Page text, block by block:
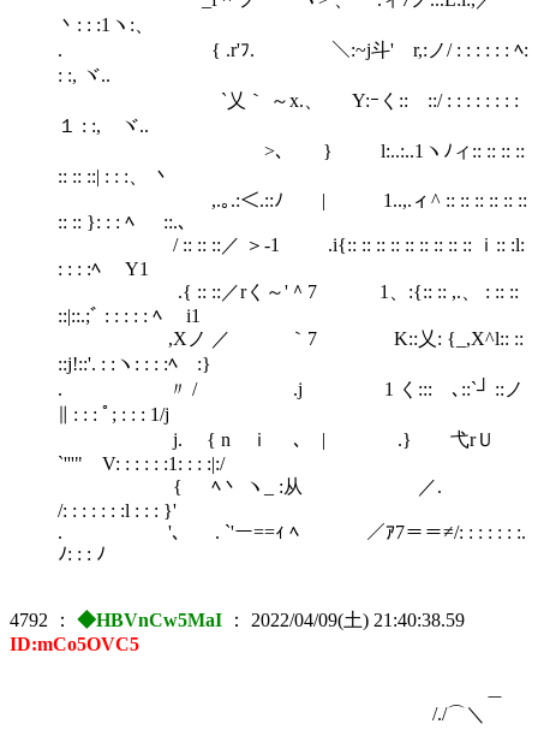
丶: : :1ヽ:、
. { .r'ﾌ. ＼:~j斗' r,:ノ/ : : : : : : ﾍ:
: :, ヾ..
`乂｀ ～x.、 Y:ｰく:: ::/ : : : : : : : :
１ : :, ヾ..
>､ } l:..:..1ヽﾉィ:: :: :: ::
:: :: ::| : : :、 丶
,.｡.:＜.::ﾉ | 1..,.ィ^ :: :: :: :: :: ::
:: :: }: : : ﾍ ::.、
/ :: :: ::／ ＞‐1 .i{:: :: :: :: :: :: :: :: :: ｉ:: :l:
: : : :ﾍ Y1
.{ :: ::／rく～'＾7 1、:{:: :: ,.、 : :: ::
::|::.;ﾞ : : : : : ﾍ i1
,Xノ ／ ｀7 K::乂: {_,X^l:: ::
::j!::'. : :ヽ: : : :ﾍ :}
. 〃 / .j 1 く:::ゝ､::`┘ ::ノ
∥ : : : ﾟ; : : : 1/j
j. { n ｉ ､ | .} 弋rＵ
`'''" V: : : : : :1: : : :|:/
{ ﾍ丶 ヽ_ :从 ／.
/: : : : : : :l : : : }'
. '、 . `'ー==ｨ ﾍ ／ｱ7＝＝≠/: : : : : : :.
ﾉ: : : ﾉ
4792 ： ◆HBVnCw5MaI ： 2022/04/09(土) 21:40:38.59
ID:mCo5OVC5
/./⌒＼